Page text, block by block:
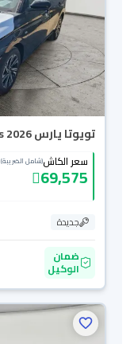
تويوتا يارس Y Plus 2026
سعر الكاش(شامل الضريبة)
69,575
جديدة
ضمان
الوكيل